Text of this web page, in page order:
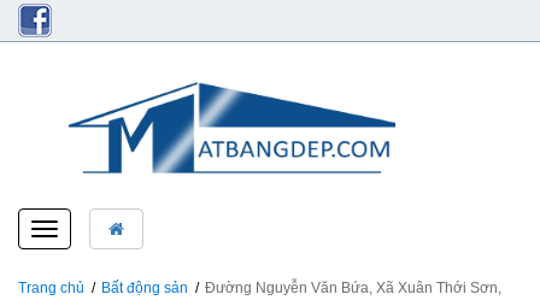
Toggle
navigation
Trang chủ Bất động sản
Đường Nguyễn Văn Bứa, Xã Xuân Thới Sơn,